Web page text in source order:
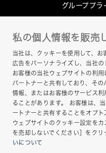
グループプ
このサ
サ
私の個人情報を販売
当社は、クッキーを使用して、
広告をパーソナライズし、当社の
お客様の当社ウェブサイトの利
パートナーと共有しており、そ
情報、またはお客様のサービス
ることがあります。 お客様は、
ートナーと共有することをオプ
ウェブサイトのクッキー設定を
を売却しないでください］をクリ
いについて